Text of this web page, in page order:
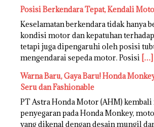
Posisi Berkendara Tepat, Kendali
Keselamatan berkendara tidak hanya
kondisi motor dan kepatuhan
tetapi juga dipengaruhi oleh posisi
mengendarai sepeda motor. Posisi […]
Warna Baru, Gaya Baru! Honda
Seru dan Fashionable
PT Astra Honda Motor (AHM)
penyegaran pada Honda Monkey,
yang dikenal dengan desain mungil